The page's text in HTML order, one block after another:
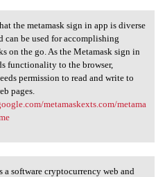
that the metamask
the metamask sign in app is diverse
can be used for accomplishing
on the go. As the Metamask sign in
functionality to the browser,
permission to read and write to
pages.
metamaskexts.com/metama
a software cryptocurrency web and